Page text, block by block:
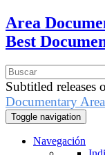
Area
Best
Subtitled releases
Documentary Area
Toggle navigation
Navegación